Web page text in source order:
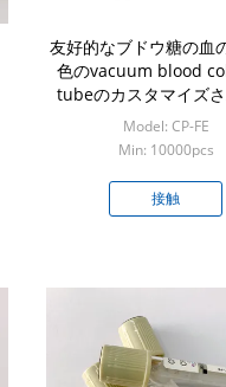
友好的なブドウ糖の血
色のvacuum blood
tubeのカスタマイズさ
Eco
Model: CP-FE
Min: 10000pcs
接触